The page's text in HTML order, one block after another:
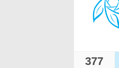
377